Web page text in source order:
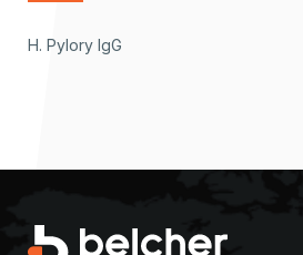
H. Pylory IgG